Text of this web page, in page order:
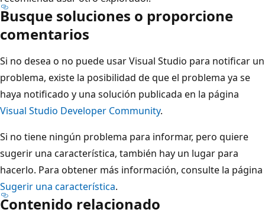
Busque soluciones o proporcione
comentarios
Si no desea o no puede usar Visual Studio para notificar un
problema, existe la posibilidad de que el problema ya se
haya notificado y una solución publicada en la página
Visual Studio Developer Community.
Si no tiene ningún problema para informar, pero quiere
sugerir una característica, también hay un lugar para
hacerlo. Para obtener más información, consulte la página
Sugerir una característica.
Contenido relacionado